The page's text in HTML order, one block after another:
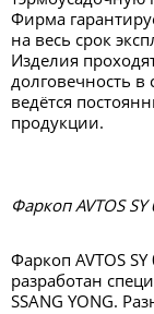
Фирма
на весь срок
Изделия
долговечность в
ведётся
продукции.
Фаркоп AVTOS
Фаркоп AVTOS
разработан
SSANG YONG.